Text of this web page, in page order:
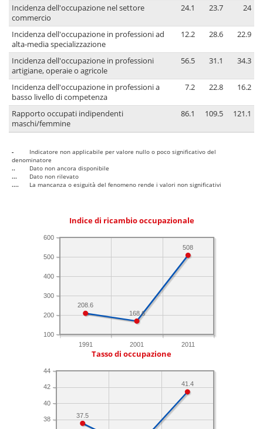
Incidenza dell'occupazione nel settore
commercio
24.1 23.7 24
Incidenza dell'occupazione in professioni ad
alta-media specializzazione
12.2 28.6 22.9
Incidenza dell'occupazione in professioni
artigiane, operaie o agricole
56.5 31.1 34.3
Incidenza dell'occupazione in professioni a
basso livello di competenza
7.2 22.8 16.2
Rapporto occupati indipendenti
maschi/femmine
86.1 109.5 121.1
-
Indicatore non applicabile per valore nullo o poco significativo del
denominatore
..
Dato non ancora disponibile
...
Dato non rilevato
....
La mancanza o esiguità del fenomeno rende i valori non significativi
Indice di ricambio occupazionale
1991 2001 2011
100
200
300
400
500
600
508
168.6
208.6
Tasso di occupazione
38
40
42
44
41.4
37.5